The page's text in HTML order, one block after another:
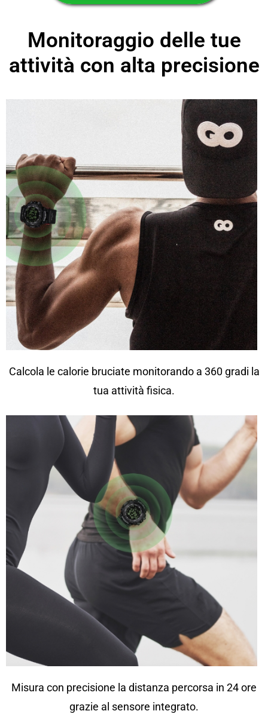
Monitoraggio delle tue
attività con alta precisione
Calcola le calorie bruciate monitorando a 360 gradi la
tua attività fisica.
Misura con precisione la distanza percorsa in 24 ore
grazie al sensore integrato.